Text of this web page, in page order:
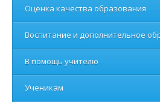
Оценка качества образования
Воспитание и дополнительное
В помощь учителю
Ученикам